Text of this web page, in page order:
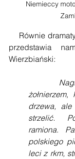
Niemieccy
Równie
przedstawia
Wierzbiański:
Nagle
żołnierzem,
drzewa,
strzelić.
ramiona.
polskiego
leci z rkm,